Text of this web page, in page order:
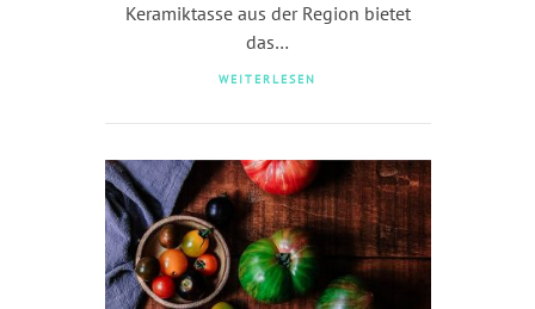
Keramiktasse aus der Region bietet
das…
WEITERLESEN